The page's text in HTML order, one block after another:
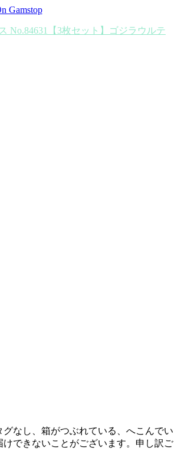
Gamstop
No.84631【3枚セット】
ゴジラウルテ
なし、箱がつぶれている、へこんでい
できないことがございます。申し訳ご